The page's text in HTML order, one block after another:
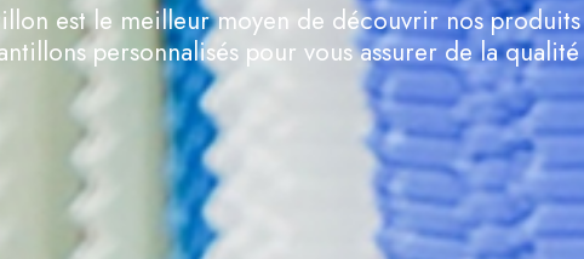
est le meilleur moyen de découvrir nos
personnalisés pour vous assurer de la